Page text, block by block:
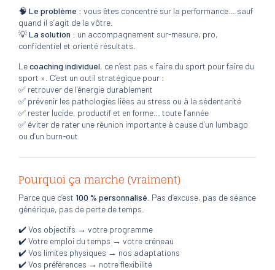
🧠 Le problème : vous êtes concentré sur la performance… sauf
quand il s’agit de la vôtre.
💡La solution : un accompagnement sur-mesure, pro,
confidentiel et orienté résultats.
Lecoaching individuel, ce n’est pas « faire du sport pour faire du
sport ». C’est un outil stratégique pour :
✅ retrouver de l’énergie durablement
✅ prévenir les pathologies liées au stress ou à la sédentarité
✅ rester lucide, productif et en forme… toute l’année
✅ éviter de rater une réunion importante à cause d’un lumbago
ou d’un burn-out
Pourquoi ça marche (vraiment)
Parce que c’est 100 % personnalisé . Pas d’excuse, pas de séance
générique, pas de perte de temps.
✔️ Vos objectifs → votre programme
✔️ Votre emploi du temps → votre créneau
✔️ Vos limites physiques → nos adaptations
✔️ Vos préférences → notre flexibilité